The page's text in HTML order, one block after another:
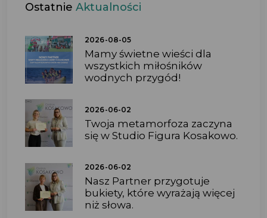
Ostatnie Aktualności
2026-08-05
Mamy świetne wieści dla
wszystkich miłośników
wodnych przygód!
2026-06-02
Twoja metamorfoza zaczyna
się w Studio Figura Kosakowo.
2026-06-02
Nasz Partner przygotuje
bukiety, które wyrażają więcej
niż słowa.